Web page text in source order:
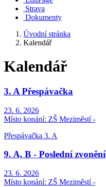
Strava
Dokumenty
Úvodní stránka
Kalendář
Kalendář
3. A Přespávačka
23. 6. 2026
Místo konání: ZŠ Meziměstí -
Přespávačka 3. A
9. A, B - Poslední zvonění
23. 6. 2026
Místo konání: ZŠ Meziměstí -